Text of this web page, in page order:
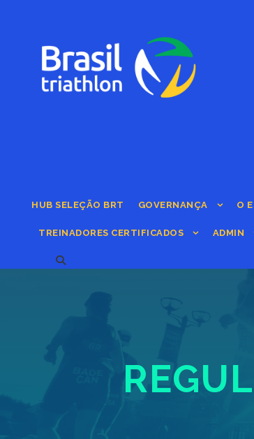
HUB SELEÇÃO BRT GOVERNANÇA O
TREINADORES CERTIFICADOS ADMIN